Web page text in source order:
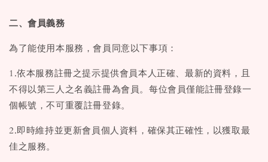
二、會員義務
為了能使用本服務，會員同意以下事項：
1.依本服務註冊之提示提供會員本人正確、最新的資料，且
不得以第三人之名義註冊為會員。每位會員僅能註冊登錄一
個帳號，不可重覆註冊登錄。
2.即時維持並更新會員個人資料，確保其正確性，以獲取最
佳之服務。